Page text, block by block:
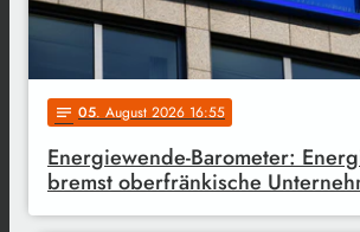
notes 05. August 2026 16:55
Energiewende-Barometer:
bremst oberfränkische